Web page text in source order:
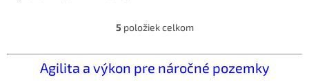
O
l
á
5 položiek celkom
Agilita a výkon pre náročné pozemky